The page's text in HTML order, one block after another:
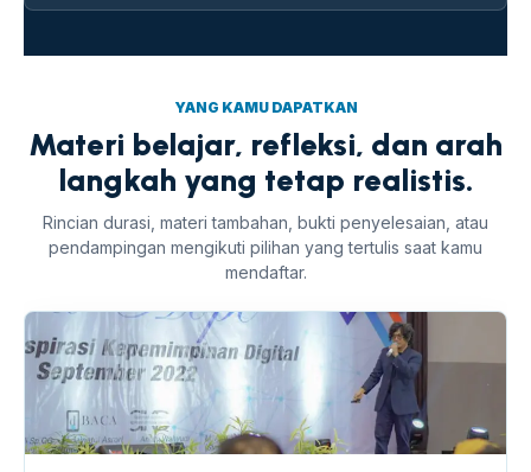
YANG KAMU DAPATKAN
Materi belajar, refleksi, dan arah
langkah yang tetap realistis.
Rincian durasi, materi tambahan, bukti penyelesaian, atau
pendampingan mengikuti pilihan yang tertulis saat kamu
mendaftar.